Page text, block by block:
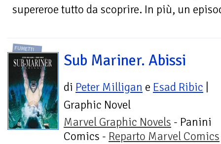
supereroe tutto da scoprire. In più, un
FUMETTI
Sub Mariner. Abissi
di Peter Milligan e Esad Ribic
Graphic Novel
Marvel Graphic Novels - Panini
Comics - Reparto Marvel Comics